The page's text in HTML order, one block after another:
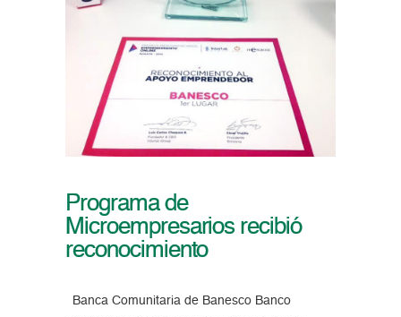
Programa de
Microempresarios recibió
reconocimiento
Banca Comunitaria de Banesco Banco